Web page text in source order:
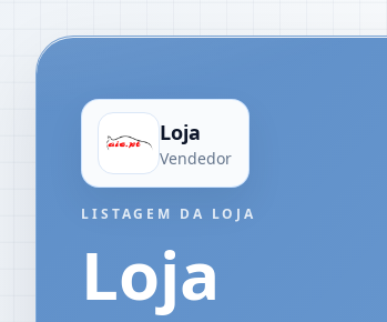
Loja
Vendedor
LISTAGEM DA LOJA
Loja